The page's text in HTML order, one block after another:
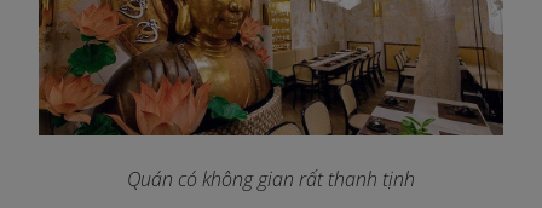
Quán có không gian rất thanh tịnh